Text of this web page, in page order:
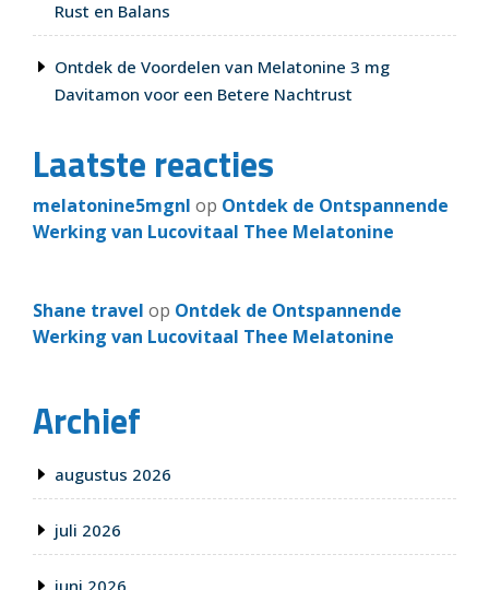
Rust en Balans
Ontdek de Voordelen van Melatonine 3 mg
Davitamon voor een Betere Nachtrust
Laatste reacties
melatonine5mgnl op Ontdek de Ontspannende
Werking van Lucovitaal Thee Melatonine
Shane travel op Ontdek de Ontspannende
Werking van Lucovitaal Thee Melatonine
Archief
augustus 2026
juli 2026